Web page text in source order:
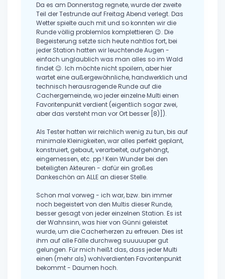
Da es am Donnerstag regnete, wurde der zweite
Teil der Testrunde auf Freitag Abend verlegt. Das
Wetter spielte auch mit und so konnten wir die
Runde völlig problemlos komplettieren 😉. Die
Begeisterung setzte sich heute nahtlos fort, bei
jeder Station hatten wir leuchtende Augen -
einfach unglaublich was man alles so im Wald
findet 😉. Ich möchte nicht spoilern, aber hier
wartet eine außergewöhnliche, handwerklich und
technisch herausragende Runde auf die
Cachergemeinde, wo jeder einzelne Multi einen
Favoritenpunkt verdient (eigentlich sogar zwei,
aber das versteht man vor Ort besser [8)]).
Als Tester hatten wir reichlich wenig zu tun, bis auf
minimale Kleinigkeiten, war alles perfekt geplant,
konstruiert, gebaut, verarbeitet, aufgehängt,
eingemessen, etc. pp.! Kein Wunder bei den
beteiligten Akteuren - dafür ein großes
Dankeschön an ALLE an dieser Stelle.
Schon mal vorweg - ich war, bzw. bin immer
noch begeistert von den Multis dieser Runde,
besser gesagt von jeder einzelnen Station. Es ist
der Wahnsinn, was hier von Günni geleistet
wurde, um die Cacherherzen zu erfreuen. Dies ist
ihm auf alle Fälle durchweg suuuuuper gut
gelungen. Für mich heißt das, dass jeder Multi
einen (mehr als) wohlverdienten Favoritenpunkt
bekommt - Daumen hoch.